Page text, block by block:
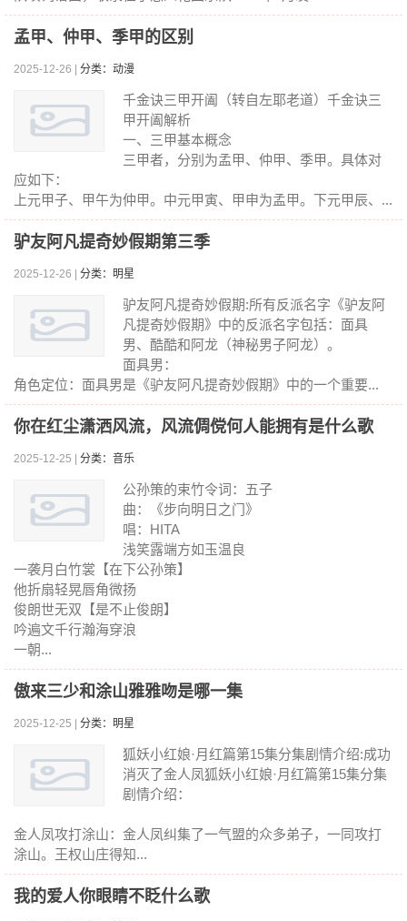
孟甲、仲甲、季甲的区别
2025-12-26 | 分类：动漫
千金诀三甲开阖（转自左耶老道）千金诀三
甲开阖解析
一、三甲基本概念
三甲者，分别为孟甲、仲甲、季甲。具体对
应如下：
上元甲子、甲午为仲甲。中元甲寅、甲申为孟甲。下元甲辰、...
驴友阿凡提奇妙假期第三季
2025-12-26 | 分类：明星
驴友阿凡提奇妙假期:所有反派名字《驴友阿
凡提奇妙假期》中的反派名字包括：面具
男、酷酷和阿龙（神秘男子阿龙）。
面具男：
角色定位：面具男是《驴友阿凡提奇妙假期》中的一个重要...
你在红尘潇洒风流，风流倜傥何人能拥有是什么歌
2025-12-25 | 分类：音乐
公孙策的束竹令词：五子
曲：《步向明日之门》
唱：HITA
浅笑露端方如玉温良
一袭月白竹裳【在下公孙策】
他折扇轻晃唇角微扬
俊朗世无双【是不止俊朗】
吟遍文千行瀚海穿浪
一朝...
傲来三少和涂山雅雅吻是哪一集
2025-12-25 | 分类：明星
狐妖小红娘·月红篇第15集分集剧情介绍:成功
消灭了金人凤狐妖小红娘·月红篇第15集分集
剧情介绍：
金人凤攻打涂山：金人凤纠集了一气盟的众多弟子，一同攻打
涂山。王权山庄得知...
我的爱人你眼睛不眨什么歌